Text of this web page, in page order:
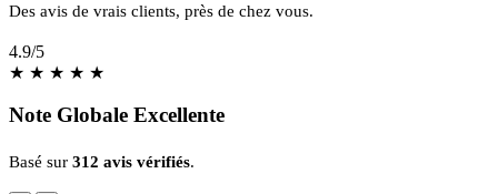
Des avis de vrais clients, près de chez vous.
4.9/5
★ ★ ★ ★ ★
Note Globale Excellente
Basé sur 312 avis vérifiés.